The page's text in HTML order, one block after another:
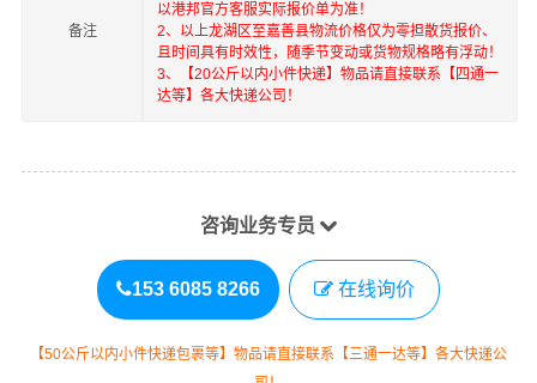
备注
以港邦官方客服实际报价单为准！
2、以上龙湖区 至嘉善县物流价格仅为零担散货报价、
且时间具有时效性，随季节变动或货物规格略有浮动！
3、【20公斤以内小件快递】物品请直接联系【四通一
达等】各大快递公司！
咨询业务专员
153 6085 8266 在线询价
【50公斤以内小件快递包裹等】物品请直接联系【三通一达等】各大快递公